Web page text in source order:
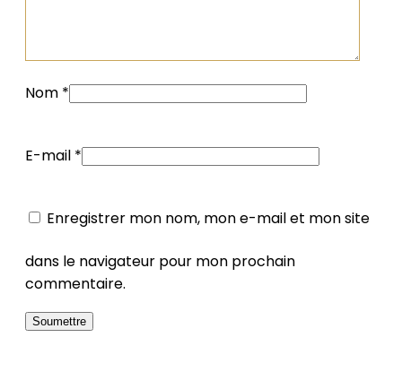
Nom *
E-mail *
Enregistrer mon nom, mon e-mail et mon site
dans le navigateur pour mon prochain
commentaire.